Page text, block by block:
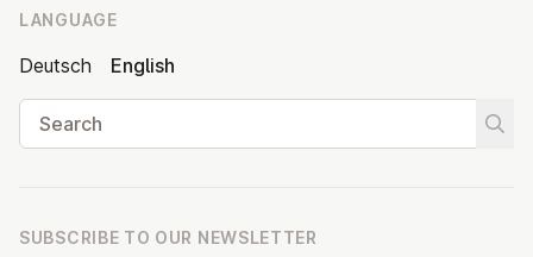
LANGUAGE
Deutsch
English
Search
SUBSCRIBE TO OUR NEWSLETTER